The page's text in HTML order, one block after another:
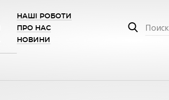
НАШІ РОБОТИ
ПРО НАС
НОВИНИ